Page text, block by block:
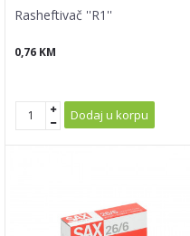
Rasheftivač ''R1''
0,76 KM
Dodaj u korpu